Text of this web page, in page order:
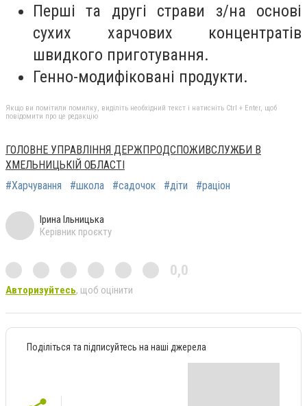
Перші та другі страви з/на основі
сухих харчових концентратів
швидкого приготування.
Генно-модифіковані продукти.
Якщо ви помітили помилку, виділіть необхідний текст і натисніть Ctrl + Enter, щоб
повідомити про це редакцію
ГОЛОВНЕ УПРАВЛІННЯ ДЕРЖПРОДСПОЖИВСЛУЖБИ В
ХМЕЛЬНИЦЬКІЙ ОБЛАСТІ
#Харчування
#школа #садочок #діти #раціон
Ірина Ільницька
Керівник проєкту
0,0
Авторизуйтесь, щоб оцінити
Поділіться та підписуйтесь на наші джерела